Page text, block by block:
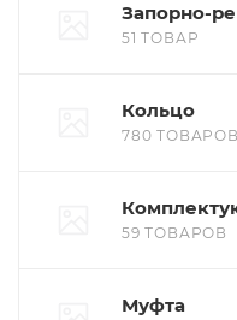
Запорно-
51 ТОВАР
Кольцо
780 ТОВАРОВ
59 ТОВАРОВ
Муфта